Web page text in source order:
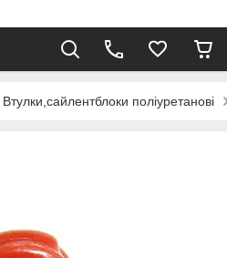
Втулки,сайлентблоки поліуретанові